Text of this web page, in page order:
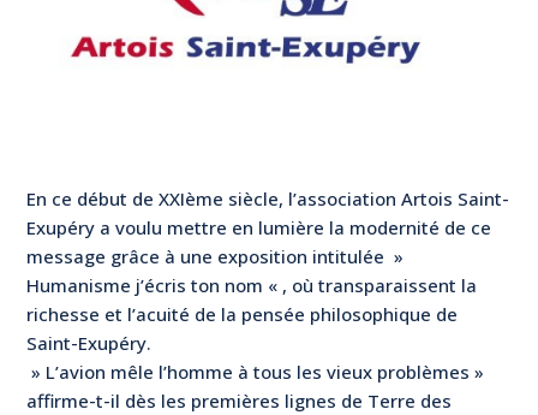
En ce début de XXIème siècle, l’association Artois Saint-
Exupéry a voulu mettre en lumière la modernité de ce
message grâce à une exposition intitulée »
Humanisme j’écris ton nom « , où transparaissent la
richesse et l’acuité de la pensée philosophique de
Saint-Exupéry.
» L’avion mêle l’homme à tous les vieux problèmes »
affirme-t-il dès les premières lignes de Terre des